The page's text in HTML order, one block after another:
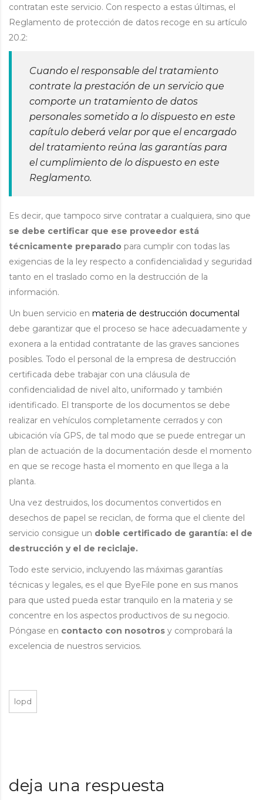
contratan este servicio. Con respecto a estas últimas, el
Reglamento de protección de datos recoge en su artículo
20.2:
Cuando el responsable del tratamiento
contrate la prestación de un servicio que
comporte un tratamiento de datos
personales sometido a lo dispuesto en este
capítulo deberá velar por que el encargado
del tratamiento reúna las garantías para
el cumplimiento de lo dispuesto en este
Reglamento.
Es decir, que tampoco sirve contratar a cualquiera, sino que
se debe certificar que ese proveedor está
técnicamente preparado para cumplir con todas las
exigencias de la ley respecto a confidencialidad y seguridad
tanto en el traslado como en la destrucción de la
información.
Un buen servicio en materia de destrucción documental
debe garantizar que el proceso se hace adecuadamente y
exonera a la entidad contratante de las graves sanciones
posibles. Todo el personal de la empresa de destrucción
certificada debe trabajar con una cláusula de
confidencialidad de nivel alto, uniformado y también
identificado. El transporte de los documentos se debe
realizar en vehículos completamente cerrados y con
ubicación vía GPS, de tal modo que se puede entregar un
plan de actuación de la documentación desde el momento
en que se recoge hasta el momento en que llega a la
planta.
Una vez destruidos, los documentos convertidos en
desechos de papel se reciclan, de forma que el cliente del
servicio consigue un doble certificado de garantía: el de
destrucción y el de reciclaje.
Todo este servicio, incluyendo las máximas garantías
técnicas y legales, es el que ByeFile pone en sus manos
para que usted pueda estar tranquilo en la materia y se
concentre en los aspectos productivos de su negocio.
Póngase en contacto con nosotros y comprobará la
excelencia de nuestros servicios.
lopd
deja una respuesta